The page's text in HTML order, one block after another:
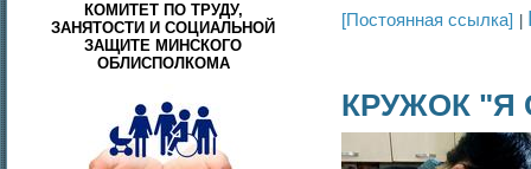
КОМИТЕТ ПО ТРУДУ,
ЗАНЯТОСТИ И СОЦИАЛЬНОЙ
ЗАЩИТЕ МИНСКОГО
ОБЛИСПОЛКОМА
[Постоянная ссылка]
КРУЖОК "Я